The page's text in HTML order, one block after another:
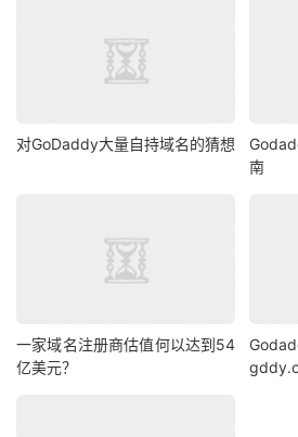
对GoDaddy大量自持域名的猜想
南
一家域名注册商估值何以达到54
亿美元？